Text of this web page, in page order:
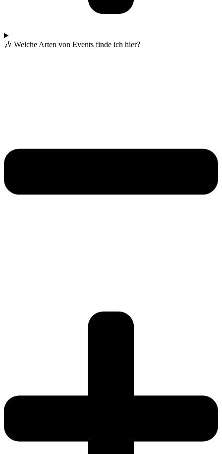
🎶 Welche Arten von Events finde ich hier?